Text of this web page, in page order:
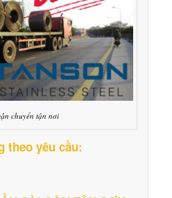
chuyển tận nơi
theo yêu cầu: